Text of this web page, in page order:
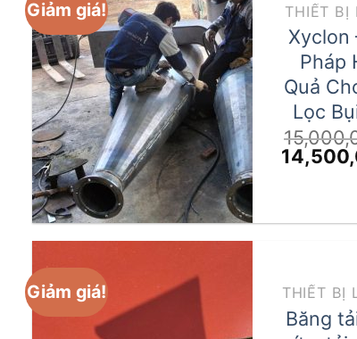
Giảm giá! THIẾT BỊ
Xyclon
Pháp
Quả
Lọc
Giá
gốc
Giảm giá! THIẾT BỊ
Băng